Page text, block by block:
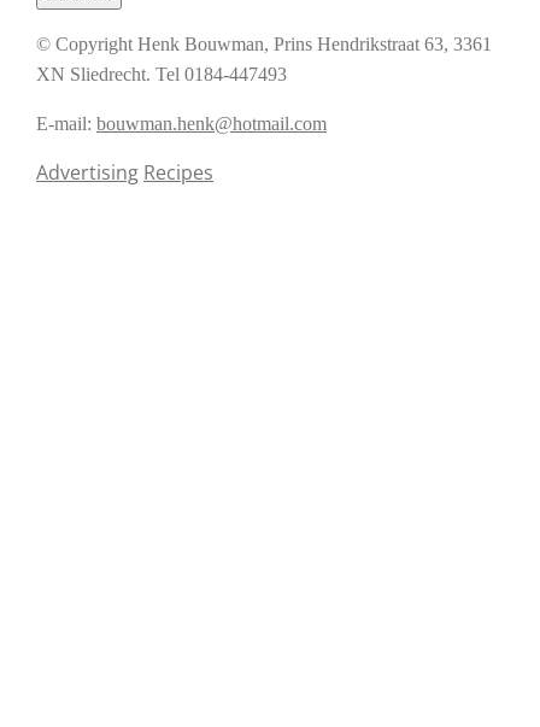
© Copyright Henk Bouwman, Prins Hendrikstraat 63, 3361
XN Sliedrecht. Tel 0184-447493
E-mail: bouwman.henk@hotmail.com
Advertising Recipes